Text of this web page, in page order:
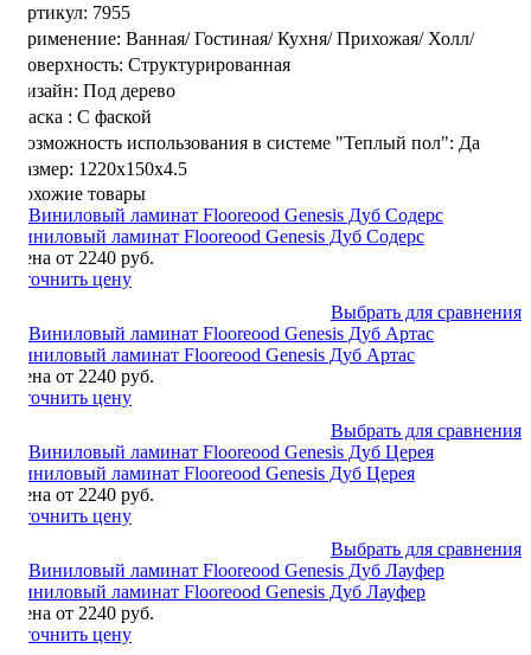
Артикул: 7955
Применение: Ванная/ Гостиная/ Кухня/ Прихожая/ Холл/
Поверхность: Структурированная
Дизайн: Под дерево
Фаска : С фаской
Возможность использования в системе "Теплый пол": Да
Размер: 1220x150x4.5
Похожие товары
Виниловый ламинат Flooreood Genesis Дуб Содерс
Цена от 2240 руб.
Уточнить цену
Выбрать для сравнения
Виниловый ламинат Flooreood Genesis Дуб Артас
Цена от 2240 руб.
Уточнить цену
Выбрать для сравнения
Виниловый ламинат Flooreood Genesis Дуб Церея
Цена от 2240 руб.
Уточнить цену
Выбрать для сравнения
Виниловый ламинат Flooreood Genesis Дуб Лауфер
Цена от 2240 руб.
Уточнить цену